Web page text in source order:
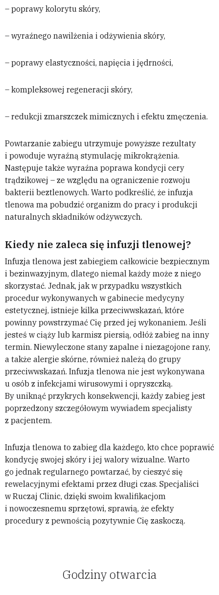
– poprawy kolorytu skóry,
– wyraźnego nawilżenia i odżywienia skóry,
– poprawy elastyczności, napięcia i jędrności,
– kompleksowej regeneracji skóry,
– redukcji zmarszczek mimicznych i efektu zmęczenia.
Powtarzanie zabiegu utrzymuje powyższe rezultaty
i powoduje wyraźną stymulację mikrokrążenia.
Następuje także wyraźna poprawa kondycji cery
trądzikowej – ze względu na ograniczenie rozwoju
bakterii beztlenowych. Warto podkreślić, że infuzja
tlenowa ma pobudzić organizm do pracy i produkcji
naturalnych składników odżywczych.
Kiedy nie zaleca się infuzji tlenowej?
Infuzja tlenowa jest zabiegiem całkowicie bezpiecznym
i bezinwazyjnym, dlatego niemal każdy może z niego
skorzystać. Jednak, jak w przypadku wszystkich
procedur wykonywanych w gabinecie medycyny
estetycznej, istnieje kilka przeciwwskazań, które
powinny powstrzymać Cię przed jej wykonaniem. Jeśli
jesteś w ciąży lub karmisz piersią, odłóż zabieg na inny
termin. Niewyleczone stany zapalne i niezagojone rany,
a także alergie skórne, również należą do grupy
przeciwwskazań. Infuzja tlenowa nie jest wykonywana
u osób z infekcjami wirusowymi i opryszczką.
By uniknąć przykrych konsekwencji, każdy zabieg jest
poprzedzony szczegółowym wywiadem specjalisty
z pacjentem.
Infuzja tlenowa to zabieg dla każdego, kto chce poprawić
kondycję swojej skóry i jej walory wizualne. Warto
go jednak regularnego powtarzać, by cieszyć się
rewelacyjnymi efektami przez długi czas. Specjaliści
w Ruczaj Clinic, dzięki swoim kwalifikacjom
i nowoczesnemu sprzętowi, sprawią, że efekty
procedury z pewnością pozytywnie Cię zaskoczą.
Godziny otwarcia